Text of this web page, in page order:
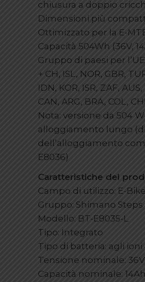
chiusura a doppio
Dimensioni più
Ottimizzato per la E-
Capacità 504Wh (36V,
Gruppo di paesi per
+ CH, ISL, NOR, GBR,
IDN, KOR, ISR, ZAF,
CAN, ARG, BRA, COL,
Nota: versione da 504
alloggiamento lungo
dell’alloggiamento
E8036)
Caratteristiche del
Campo di utilizzo: E-
Gruppo: Shimano Steps
Modello: BT-E8035-L
Tipo: Integrato
Tipo di batteria: agli ioni
Tensione nominale: 36V
Capacità nominale: 14Ah